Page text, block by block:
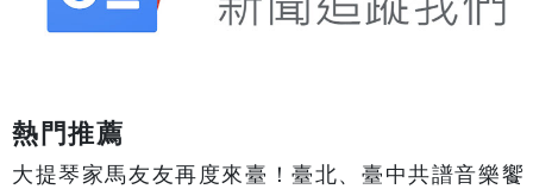
熱門推薦
大提琴家馬友友再度來臺！臺北、臺中共譜音樂饗